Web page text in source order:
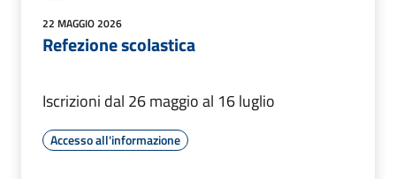
22 MAGGIO 2026
Refezione scolastica
Iscrizioni dal 26 maggio al 16 luglio
Accesso all'informazione